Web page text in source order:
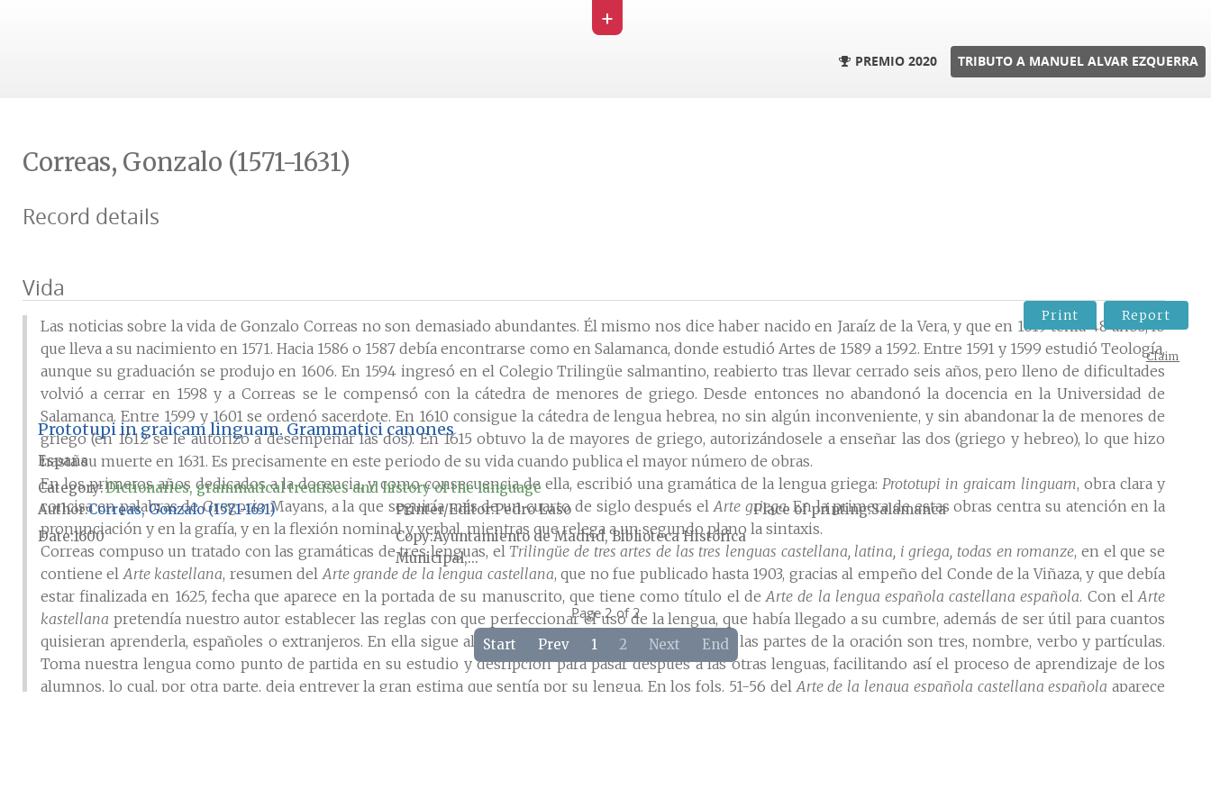
+
PREMIO 2020 TRIBUTO A MANUEL ALVAR EZQUERRA
Correas, Gonzalo (1571-1631)
Record details
Vida
Las noticias sobre la vida de Gonzalo Correas no son demasiado abundantes. Él mismo nos dice haber nacido en Jaraíz de la Vera, y que en 1619 tenía 48 años, lo
que lleva a su nacimiento en 1571. Hacia 1586 o 1587 debía encontrarse como en Salamanca, donde estudió Artes de 1589 a 1592. Entre 1591 y 1599 estudió Teología,
aunque su graduación se produjo en 1606. En 1594 ingresó en el Colegio Trilingüe salmantino, reabierto tras llevar cerrado seis años, pero lleno de dificultades
volvió a cerrar en 1598 y a Correas se le compensó con la cátedra de menores de griego. Desde entonces no abandonó la docencia en la Universidad de
Salamanca. Entre 1599 y 1601 se ordenó sacerdote. En 1610 consigue la cátedra de lengua hebrea, no sin algún inconveniente, y sin abandonar la de menores de
griego (en 1612 se le autorizó a desempeñar las dos). En 1615 obtuvo la de mayores de griego, autorizándosele a enseñar las dos (griego y hebreo), lo que hizo
hasta su muerte en 1631. Es precisamente en este periodo de su vida cuando publica el mayor número de obras.
En los primeros años dedicados a la docencia, y como consecuencia de ella, escribió una gramática de la lengua griega:Prototupi in graicam linguam, obra clara y
concisa en palabras de Gregorio Mayans, a la que seguiría más de un cuarto de siglo después elArte griega. En la primera de estas obras centra su atención en la
pronunciación y en la grafía, y en la flexión nominal y verbal, mientras que relega a un segundo plano la sintaxis.
Correas compuso un tratado con las gramáticas de tres lenguas, el Trilingüe de tres artes de las tres lenguas castellana, latina, i griega, todas en romanze, en el que se
contiene elArte kastellana, resumen delArte grande de la lengua castellana, que no fue publicado hasta 1903, gracias al empeño del Conde de la Viñaza, y que debía
estar finalizada en 1625, fecha que aparece en la portada de su manuscrito, que tiene como título el deArte de la lengua española castellana española. Con elArte
kastellana pretendía nuestro autor establecer las reglas con que perfeccionar el uso de la lengua, que había llegado a su cumbre, además de ser útil para cuantos
quisieran aprenderla, españoles o extranjeros. En ella sigue al Brocense y a Jiménez Patón. Para él, las partes de la oración son tres, nombre, verbo y partículas.
Toma nuestra lengua como punto de partida en su estudio y desripción para pasar después a las otras lenguas, facilitando así el proceso de aprendizaje de los
alumnos, lo cual, por otra parte, deja entrever la gran estima que sentía por su lengua. En los fols. 51-56 delArte de la lengua española castellana española aparece
Print Report
Claim
Prototupi in graicam linguam. Grammatici canones
España
Category:Dictionaries, grammatical treatises and history of the language
Author Correas, Gonzalo (1571-1631) Printer/Editor Pedro Laso Place of printing Salamanca
Date1600 Copy Ayuntamiento de Madrid, Biblioteca Histórica
Municipal,...
Page 2 of 2
Start Prev 1 2 Next End